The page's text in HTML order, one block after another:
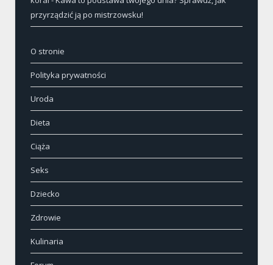
przyrządzić ją po mistrzowsku!
O stronie
Polityka prywatności
Uroda
Dieta
Ciąża
Seks
Dziecko
Zdrowie
Kulinaria